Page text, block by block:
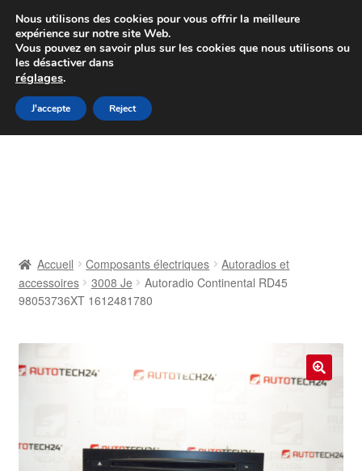
Colissimo livraison à partir de 7 EUR
Du lundi au vendredi de 9 h à 16 h
Aller
à
Aller
au
Contact
Livraison internationale
Accueil Composants électriques
Autoradios et
accessoires
3008 Je
Autoradio Continental RD45
98053736XT 1612481780
🔍
Nous utilisons des cookies pour vous offrir la meilleure
expérience sur notre site Web.
Vous pouvez en savoir plus sur les cookies que nous utilisons ou
les désactiver dans
réglages.
J'accepte Reject